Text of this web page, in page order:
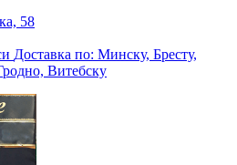
58
Доставка по: Минску, Бресту,
Витебску